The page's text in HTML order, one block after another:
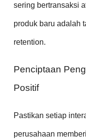
sering bertransaksi
produk baru adalah
retention.
Penciptaan
Positif
Pastikan setiap
perusahaan